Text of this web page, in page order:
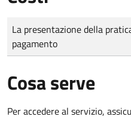
Tipo di pagamento
Importo
La presentazione della
pagamento
Cosa serve
Per accedere al servizio,